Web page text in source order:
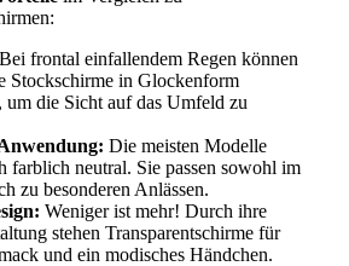
Bei frontal einfallendem Regen können
Stockschirme in Glockenform
um die Sicht auf das Umfeld zu
Die meisten Modelle
farblich neutral. Sie passen sowohl im
zu besonderen Anlässen.
Weniger ist mehr! Durch ihre
stehen Transparentschirme für
und ein modisches Händchen.